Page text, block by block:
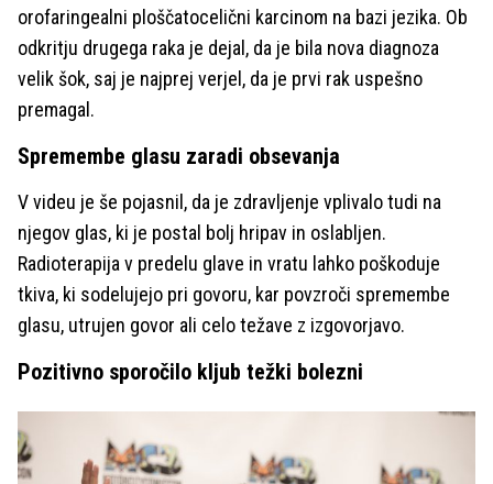
orofaringealni ploščatocelični karcinom na bazi jezika. Ob
odkritju drugega raka je dejal, da je bila nova diagnoza
velik šok, saj je najprej verjel, da je prvi rak uspešno
premagal.
Spremembe glasu zaradi obsevanja
V videu je še pojasnil, da je zdravljenje vplivalo tudi na
njegov glas, ki je postal bolj hripav in oslabljen.
Radioterapija v predelu glave in vratu lahko poškoduje
tkiva, ki sodelujejo pri govoru, kar povzroči spremembe
glasu, utrujen govor ali celo težave z izgovorjavo.
Pozitivno sporočilo kljub težki bolezni